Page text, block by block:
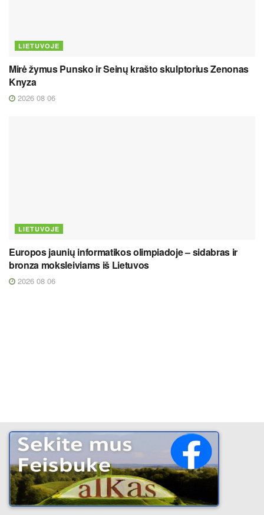
LIETUVOJE
Mirė žymus Punsko ir Seinų krašto skulptorius Zenonas
Knyza
2026 08 06
LIETUVOJE
Europos jaunių informatikos olimpiadoje – sidabras ir
bronza moksleiviams iš Lietuvos
2026 08 06